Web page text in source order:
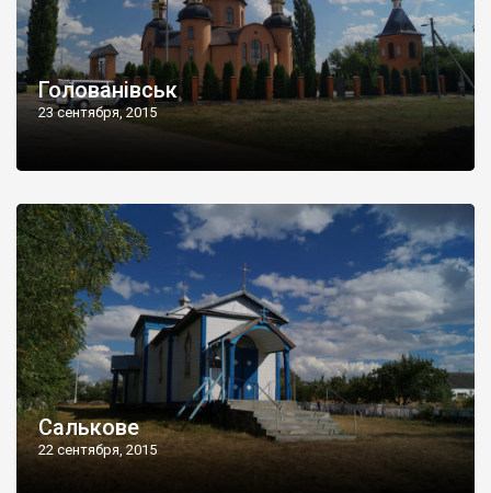
Голованівськ
23 сентября, 2015
Салькове
22 сентября, 2015